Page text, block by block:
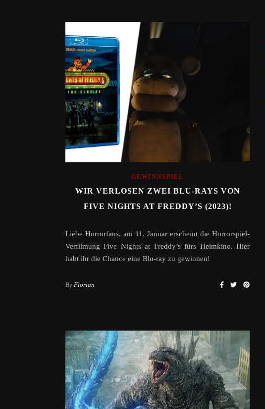
GEWINNSPIEL
WIR VERLOSEN ZWEI BLU-RAYS VON
FIVE NIGHTS AT FREDDY’S (2023)!
Liebe Horrorfans, am 11. Januar erscheint die Horrorspiel-
Verfilmung Five Nights at Freddy’s fürs Heimkino. Hier
habt ihr die Chance eine Blu-ray zu gewinnen!
By Florian